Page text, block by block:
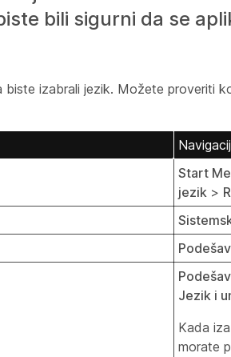
bili sigurni da se
izabrali jezik. Možete proveriti
Start
jezik >
Jezik i
Kada
morate